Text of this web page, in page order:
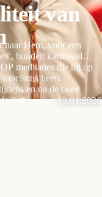
van
naar Hem, voor een
bundelt kardinaal
meditaties die hij op
heeft
en na de twee
13.01.2026